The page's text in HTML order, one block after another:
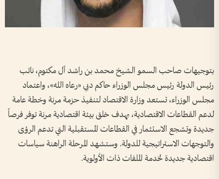
بتوجيهات صاحب السمو الشيخ محمد بن راشد آل مكتوم، نائب
رئيس الدولة رئيس مجلس الوزراء حاكم دبي «رعاه الله»، واعتماد
مجلس الوزراء، تستعد وزارة الاقتصاد لتنفيذ حزمة مرنة وخطة عامة
لدعم القطاعات الاقتصادية، بهدف خلق بيئة اقتصادية مرنة توفر فرصاً
جديدة وتشجع الاستثمار في القطاعات المستقبلية التي تدعم الرؤى
والتوجهات الاستراتيجية للدولة. وستشهد المرحلة الراهنة سياسات
اقتصادية جديدة لخدمة الملفات ذات الأولوية.